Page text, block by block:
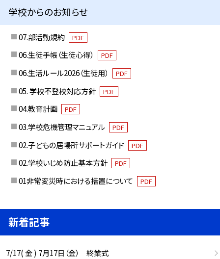
学校からのお知らせ
07.部活動規約 PDF
06.生徒手帳（生徒心得） PDF
06.生活ルール2026（生徒用） PDF
05. 学校不登校対応方針 PDF
04.教育計画 PDF
03.学校危機管理マニュアル PDF
02.子どもの居場所サポートガイド PDF
02.学校いじめ防止基本方針 PDF
01非常変災時における措置について PDF
新着記事
7/17( 金 ) 7月17日（金） 終業式